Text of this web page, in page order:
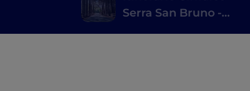
Serra San Bruno -